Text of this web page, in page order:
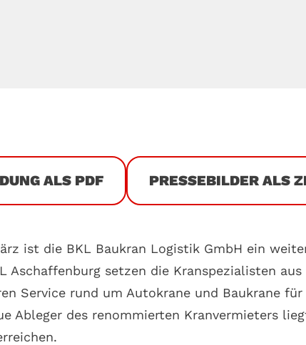
ALS PDF PRESSEBILDER ALS
ist die BKL Baukran Logistik GmbH ein
Aschaffenburg setzen die Kranspezialisten
Service rund um Autokrane und Baukrane
Ableger des renommierten Kranvermieters